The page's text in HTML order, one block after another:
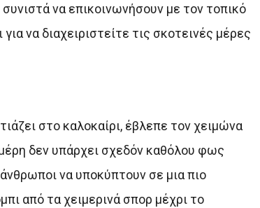
να επικοινωνήσουν με τον τοπικό
να διαχειριστείτε τις σκοτεινές μέρες
στο καλοκαίρι, έβλεπε τον χειμώνα
δεν υπάρχει σχεδόν καθόλου φως
να υποκύπτουν σε μια πιο
από τα χειμερινά σπορ μέχρι το